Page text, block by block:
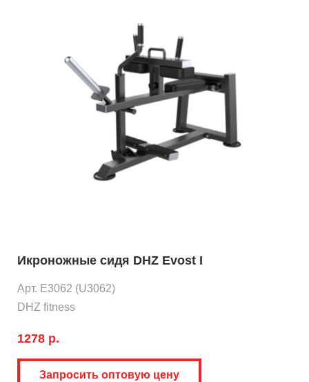
Икроножные сидя DHZ Evost I
Арт. E3062 (U3062)
DHZ fitness
1278 р.
Запросить оптовую цену